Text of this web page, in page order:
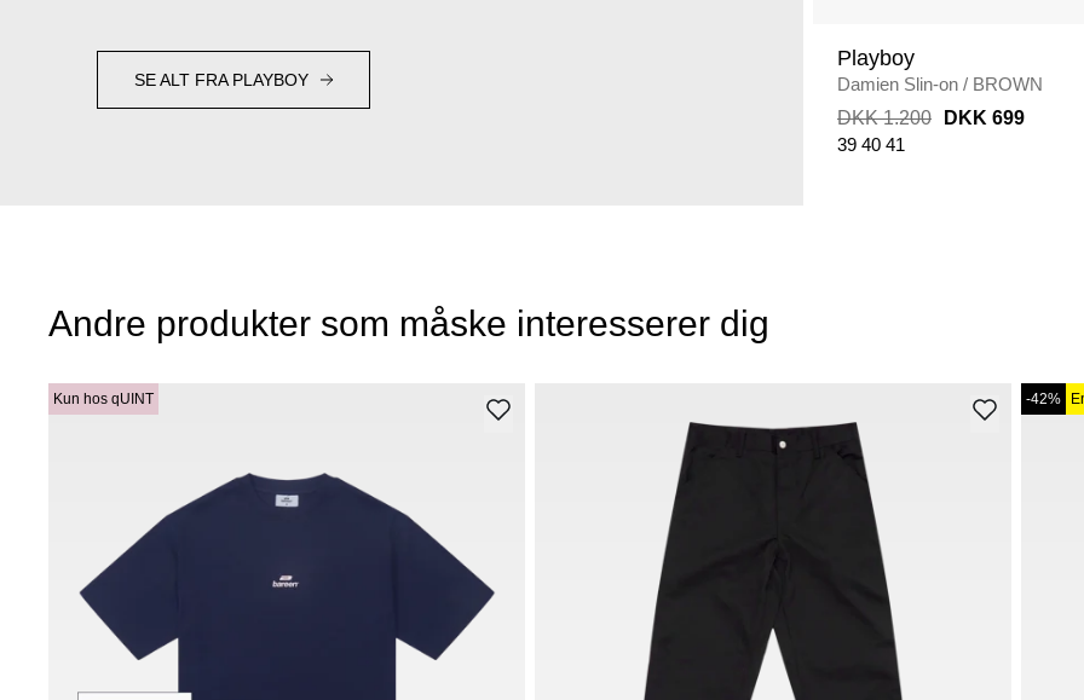
SE ALT FRA PLAYBOY
Playboy
Damien Slin-on / BROWN
DKK 1.200
DKK 699
39 40 41
Andre produkter som måske interesserer dig
Kun hos qUINT -42%